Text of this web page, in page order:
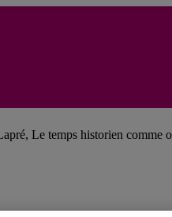
Le temps historien comme